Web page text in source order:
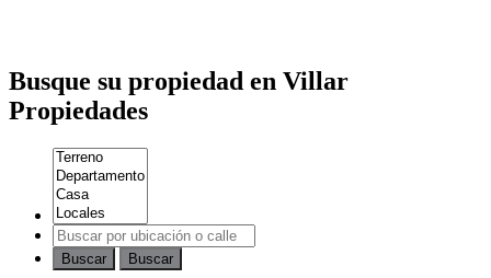
Busque su propiedad en Villar
Propiedades
Buscar Buscar